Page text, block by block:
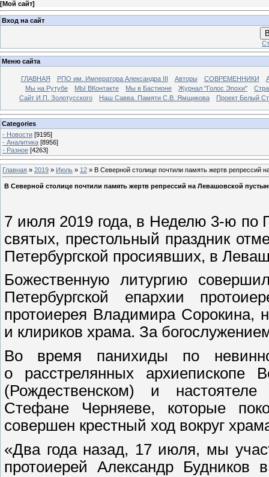
[Мой сайт]
Вход на сайт
Меню сайта
ГЛАВНАЯ РПО им. Императора Александра III Авторы СОВРЕМЕННИКИ
Мы на Рутубе
МЫ ВКонтакте Мы в Бастионе Журнал "Голос Эпохи"
Сайт И.П. Золотусского
Наш Савва. Памяти С.В. Ямщикова Проект Белый
Categories
- Новости [9195]
- Аналитика [8956]
- Разное [4263]
Главная » 2019 » Июль » 12 » В Северной столице почтили память жертв репрессий
В Северной столице почтили память жертв репрессий на Левашовской
7 июля 2019 года, в Неделю 3-ю по
святых, престольный праздник
Петербургской просиявших, в
Божественную литургию
Петербургской епархии
протоиерея Владимира Сорокина,
и клириков храма. За
Во время панихиды по
о расстрелянных архиепископе
(Рождественском) и настоятеле
Стефане Черняеве, которые
совершен крестный ход вокруг
«Два года назад, 17 июля, мы
протоиерей Александр